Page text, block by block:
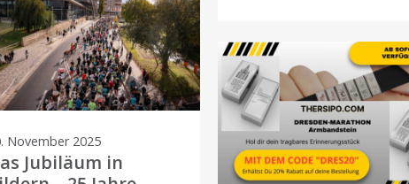
November 2025
Jubiläum in